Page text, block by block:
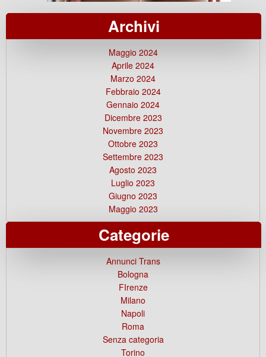
Archivi
Maggio 2024
Aprile 2024
Marzo 2024
Febbraio 2024
Gennaio 2024
Dicembre 2023
Novembre 2023
Ottobre 2023
Settembre 2023
Agosto 2023
Luglio 2023
Giugno 2023
Maggio 2023
Categorie
Annunci Trans
Bologna
FIrenze
Milano
Napoli
Roma
Senza categoria
Torino